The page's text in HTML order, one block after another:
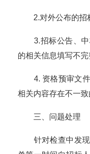
2.对外公布的招
3.招标公告、中
的相关信息填写不完
4. 资格预审文件
相关内容存在不一致
三、问题处理
针对检查中发现